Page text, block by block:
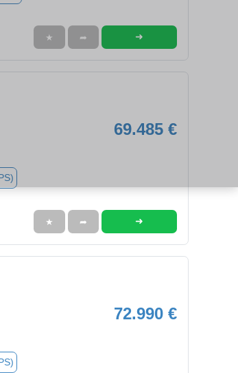
★ ➦ ➜
69.485 €
★ ➦ ➜
72.990 €